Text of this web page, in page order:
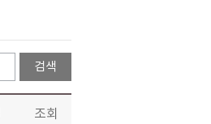
조회